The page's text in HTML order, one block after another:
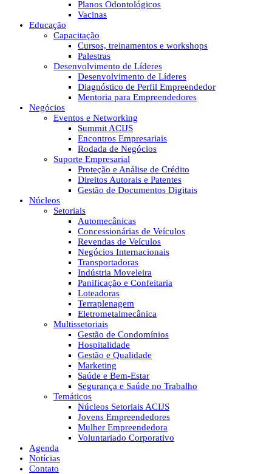
Planos Odontológicos
Vacinas
Educação
Capacitação
Cursos, treinamentos e workshops
Palestras
Desenvolvimento de Líderes
Desenvolvimento de Líderes
Diagnóstico de Perfil Empreendedor
Mentoria para Empreendedores
Negócios
Eventos e Networking
Summit ACIJS
Encontros Empresariais
Rodada de Negócios
Suporte Empresarial
Proteção e Análise de Crédito
Direitos Autorais e Patentes
Gestão de Documentos Digitais
Núcleos
Setoriais
Automecânicas
Concessionárias de Veículos
Revendas de Veículos
Negócios Internacionais
Transportadoras
Indústria Moveleira
Panificação e Confeitaria
Loteadoras
Terraplenagem
Eletrometalmecânica
Multissetoriais
Gestão de Condomínios
Hospitalidade
Gestão e Qualidade
Marketing
Saúde e Bem-Estar
Segurança e Saúde no Trabalho
Temáticos
Núcleos Setoriais ACIJS
Jovens Empreendedores
Mulher Empreendedora
Voluntariado Corporativo
Agenda
Notícias
Contato